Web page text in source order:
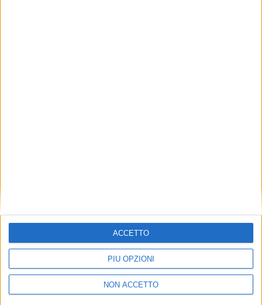
PIÙ OPZIONI
NON ACCETTO
ACCETTO